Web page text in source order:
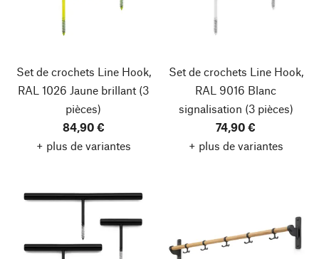
Set de crochets Line Hook,
RAL 1026 Jaune brillant (3
pièces)
84,90 €
+ plus de variantes
Set de crochets Line Hook,
RAL 9016 Blanc
signalisation (3 pièces)
74,90 €
+ plus de variantes